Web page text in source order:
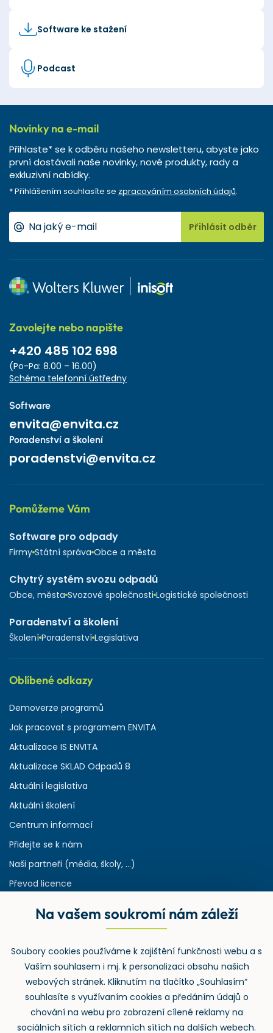
Software ke stažení
Podcast
Novinky na e-mail
Přihlaste* se k odběru našeho newsletteru, abyste jako
první dostávali naše novinky, nové produkty, rady a
exkluzivní nabídky.
* Přihlášením souhlasíte se zpracováním osobních údajů.
Přihlásit odběr
Zavolejte nebo napište
+420 485 102 698
(Po-Pa: 8.00 – 16.00)
Schéma telefonní ústředny
Software
envita@envita.cz
Poradenství a školení
poradenstvi@envita.cz
Pomůžeme Vám
Software pro odpady
Firmy Státní správa Obce a města
Chytrý systém svozu odpadů
Obce, města Svozové společnosti Logistické společnosti
Poradenství a školení
Školení Poradenství Legislativa
Oblíbené odkazy
Demoverze programů
Jak pracovat s programem ENVITA
Aktualizace IS ENVITA
Aktualizace SKLAD Odpadů 8
Aktuální legislativa
Aktuální školení
Centrum informací
Přidejte se k nám
Naši partneři (média, školy, ...)
Převod licence
Rejstřík používaných zkratek v odpadech
Zpětný odběr
Na vašem soukromí nám záleží
Soubory cookies používáme k zajištění funkčnosti webu a s
Vaším souhlasem i mj. k personalizaci obsahu našich
webových stránek. Kliknutím na tlačítko „Souhlasím“
souhlasíte s využívaním cookies a předáním údajů o
chování na webu pro zobrazení cílené reklamy na
sociálních sítích a reklamních sítích na dalších webech.